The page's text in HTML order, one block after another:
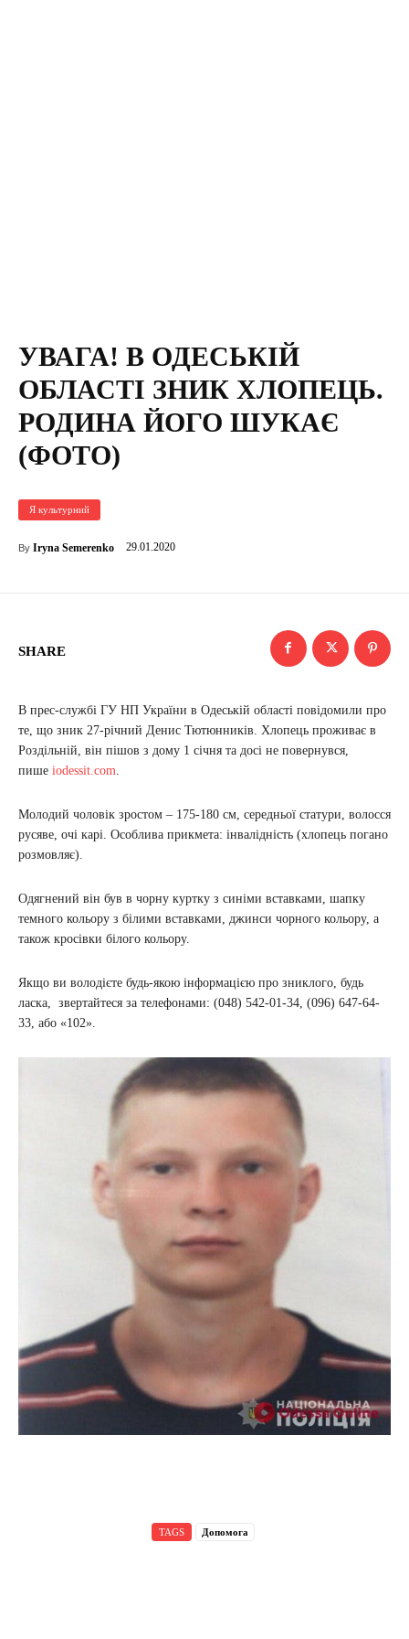
УВАГА! В ОДЕСЬКІЙ
ОБЛАСТІ ЗНИК ХЛОПЕЦЬ.
РОДИНА ЙОГО ШУКАЄ
(ФОТО)
Я культурний
By Iryna Semerenko 29.01.2020
SHARE
В прес-службі ГУ НП України в Одеській області повідомили про
те, що зник 27-річний Денис Тютюнників. Хлопець проживає в
Роздільній, він пішов з дому 1 січня та досі не повернувся,
пише iodessit.com
Молодий чоловік зростом – 175-180 см, середньої статури, волосся
русяве, очі карі. Особлива прикмета: інвалідність (хлопець погано
розмовляє).
Одягнений він був в чорну куртку з синіми вставками, шапку
темного кольору з білими вставками, джинси чорного кольору, а
також кросівки білого кольору.
Якщо ви володієте будь-якою інформацією про зниклого, будь
ласка, звертайтеся за телефонами: (048) 542-01-34, (096) 647-64-
33, або «102».
TAGS Допомога